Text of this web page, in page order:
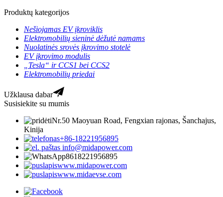
Produktų kategorijos
Nešiojamas EV įkroviklis
Elektromobilių sieninė dėžutė namams
Nuolatinės srovės įkrovimo stotelė
EV įkrovimo modulis
„Tesla“ ir CCS1 bei CCS2
Elektromobilių priedai
Užklausa dabar
Susisiekite su mumis
Nr.50 Maoyuan Road, Fengxian rajonas, Šanchajus,
Kinija
+86-18221956895
info@midapower.com
8618221956895
www.midapower.com
www.midaevse.com